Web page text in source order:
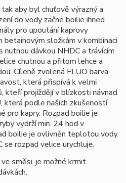
aby byl chuťově výrazný a
do vody začne boilie ihned
pro upoutání kaprovy
složkám v kombinaci
nutnou dávkou NHDC a trávícím
chutnou a přitom lehce a
Cíleně zvolená FLUO barva
která přispívá k velmi
kteří projíždějí v blízkosti návnad.
která podle našich zkušeností
pro kapry. Rozpad boilie je
vydrží min. 24 hod v
boilie je ovlivněn teplotou vody,
rozpad velice urychluje.
směsi, je možné krmit